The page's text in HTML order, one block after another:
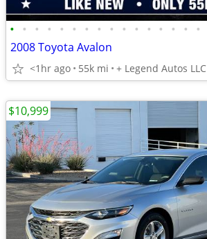
• • • • • • • • • • • • • • • •
2008 Toyota Avalon
<1hr ago 55k mi + Legend Autos LLC
$10,999